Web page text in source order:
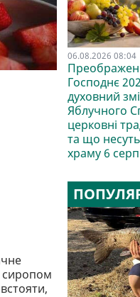
сиропом
06.08.2026 08:04
Господнє
духовний
Яблучного
церковні
та що
храму 6